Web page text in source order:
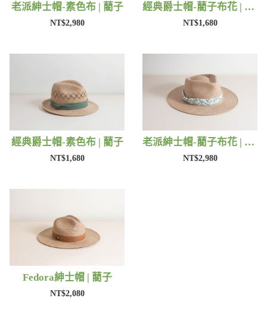
老派紳士帽-素色布 | 藺子
NT$2,980
經典爵士帽-藺子布花 | 藺子
NT$1,680
經典爵士帽-素色布 | 藺子
NT$1,680
老派紳士帽-藺子布花 | 藺子
NT$2,980
Fedora紳士帽 | 藺子
NT$2,080